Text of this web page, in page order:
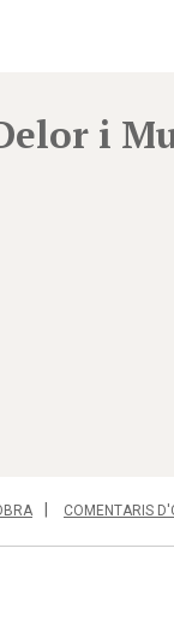
i
COMENTARIS